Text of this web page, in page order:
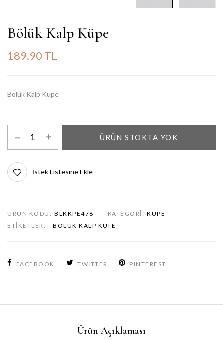
Bölük Kalp Küpe
189.90 TL
Bölük Kalp Küpe
ÜRÜN STOKTA YOK
İstek Listesine Ekle
ÜRÜN KODU: BLKKPE478 KATEGORI: KÜPE
ETIKETLER: - BÖLÜK KALP KÜPE
FACEBOOK TWITTER PINTEREST
Ürün Açıklaması